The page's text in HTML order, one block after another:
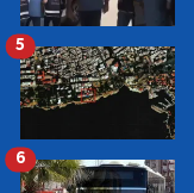
5
6